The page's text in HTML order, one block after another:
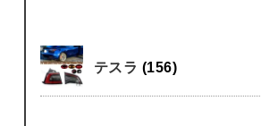
テスラ (156)